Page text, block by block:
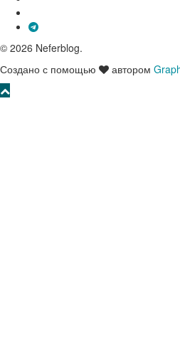
© 2026 Neferblog.
Создано с помощью
автором